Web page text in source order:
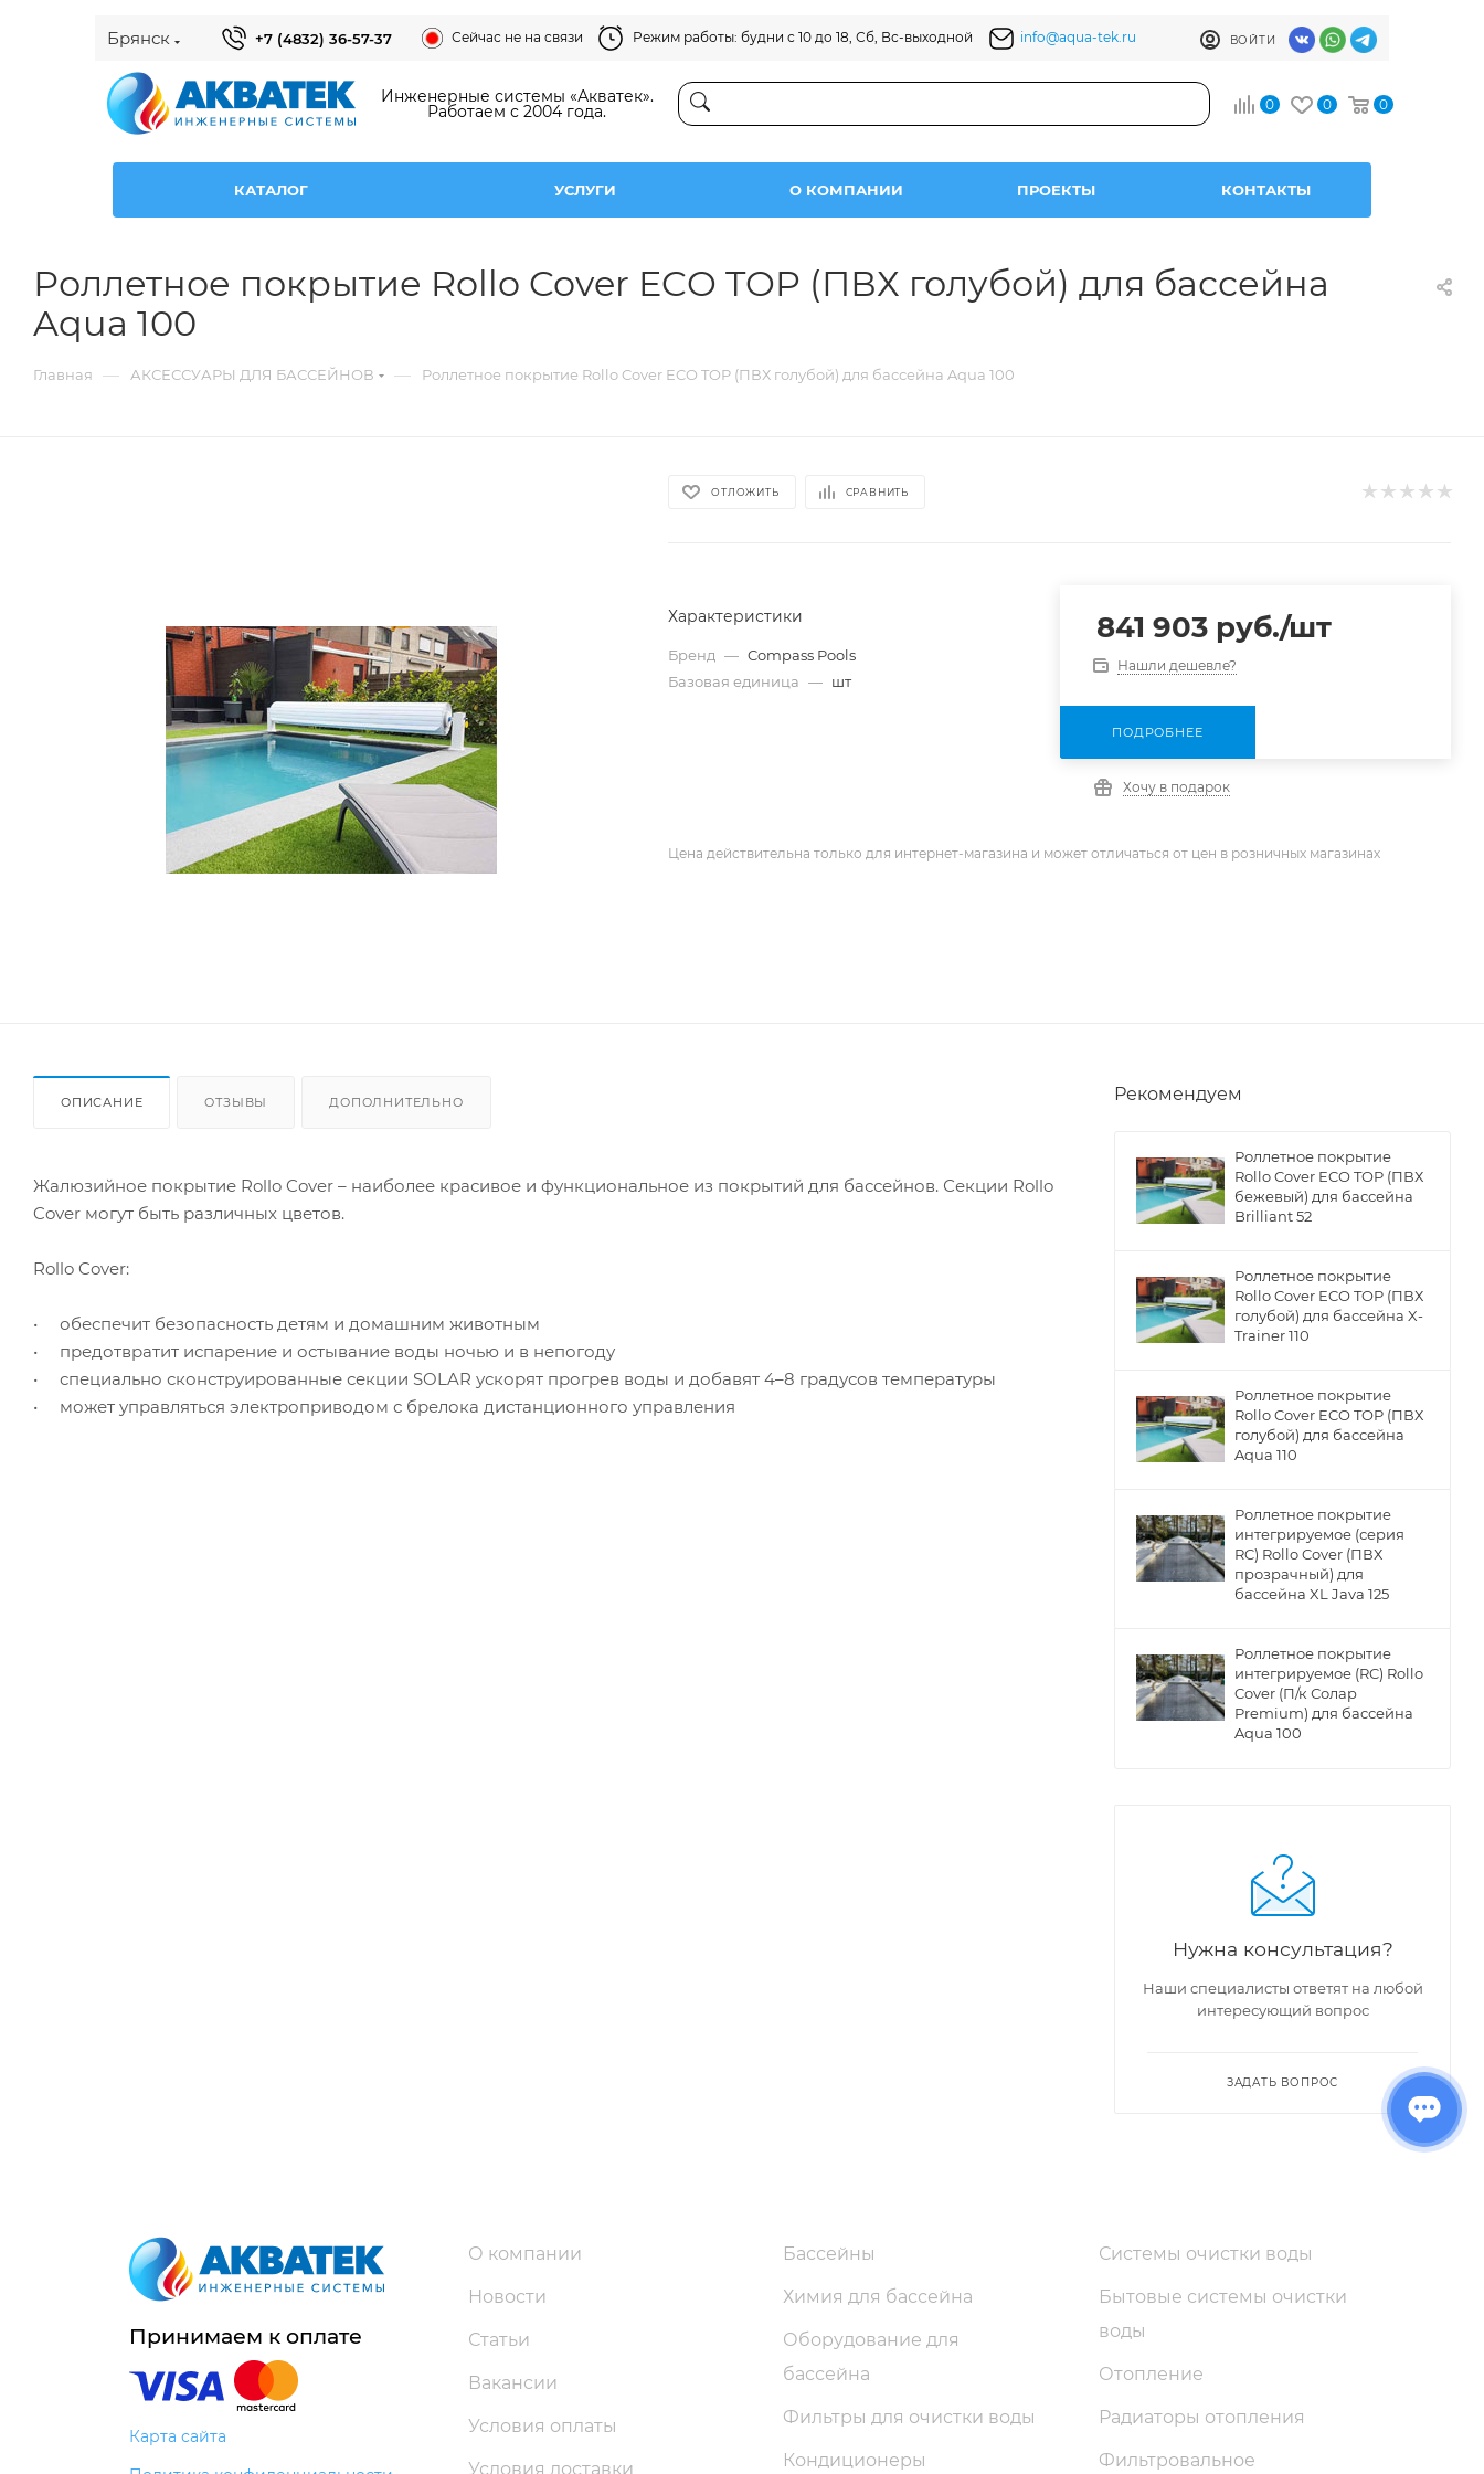
Брянск +7 (4832) 36-57-37 Сейчас не на связи Режим работы: будни с 10 до 18, Сб, Вс-выходной info@aqua-tek.ru ВОЙТИ
Инженерные системы «Акватек».
Работаем с 2004 года. 0 0 0
КАТАЛОГ УСЛУГИ О КОМПАНИИ ПРОЕКТЫ КОНТАКТЫ
Роллетное покрытие Rollo Cover ECO TOP (ПВХ голубой) для бассейна
Aqua 100
Главная — АКСЕССУАРЫ ДЛЯ БАССЕЙНОВ — Роллетное покрытие Rollo Cover ECO TOP (ПВХ голубой) для бассейна Aqua 100
ОТЛОЖИТЬ СРАВНИТЬ
Характеристики
Бренд — Compass Pools
Базовая единица — шт
841 903руб./шт
Нашли дешевле?
ПОДРОБНЕЕ
Хочу в подарок
Цена действительна только для интернет-магазина и может отличаться от цен в розничных магазинах
ОПИСАНИЕ ОТЗЫВЫ ДОПОЛНИТЕЛЬНО
Жалюзийное покрытие Rollo Cover – наиболее красивое и функциональное из покрытий для бассейнов. Секции Rollo
Cover могут быть различных цветов.
Rollo Cover:
• обеспечит безопасность детям и домашним животным
• предотвратит испарение и остывание воды ночью и в непогоду
• специально сконструированные секции SOLAR ускорят прогрев воды и добавят 4–8 градусов температуры
• может управляться электроприводом с брелока дистанционного управления
Рекомендуем
Роллетное покрытие
Rollo Cover ECO TOP (ПВХ
бежевый) для бассейна
Brilliant 52
Роллетное покрытие
Rollo Cover ECO TOP (ПВХ
голубой) для бассейна X-
Trainer 110
Роллетное покрытие
Rollo Cover ECO TOP (ПВХ
голубой) для бассейна
Aqua 110
Роллетное покрытие
интегрируемое (серия
RC) Rollo Cover (ПВХ
прозрачный) для
бассейна XL Java 125
Роллетное покрытие
интегрируемое (RC) Rollo
Cover (П/к Солар
Premium) для бассейна
Aqua 100
Нужна консультация?
Наши специалисты ответят на любой
интересующий вопрос
ЗАДАТЬ ВОПРОС
Принимаем к оплате
Карта сайта
О компании
Новости
Статьи
Вакансии
Условия оплаты
Условия доставки
Бассейны
Химия для бассейна
Оборудование для
бассейна
Фильтры для очистки воды
Кондиционеры
Системы очистки воды
Бытовые системы очистки
воды
Отопление
Радиаторы отопления
Фильтровальное